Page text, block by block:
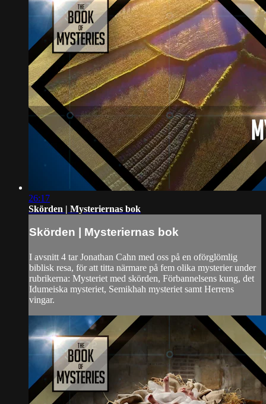
26:17
Skörden | Mysteriernas bok
Skörden | Mysteriernas bok
I avsnitt 4 tar Jonathan Cahn med oss på en oförglömlig
biblisk resa, för att titta närmare på fem olika mysterier under
rubrikerna: Mysteriet med skörden, Förbannelsens kung, det
Idumeiska mysteriet, Semikhah mysteriet samt Herrens
vingar.